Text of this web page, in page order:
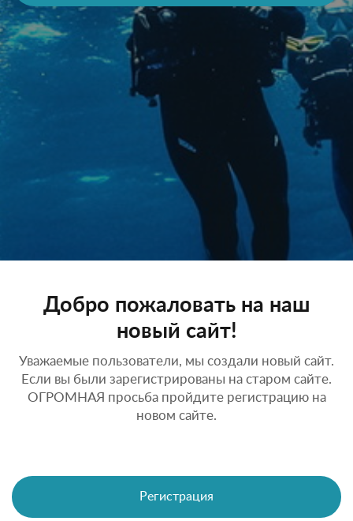
Добро пожаловать на наш
новый сайт!
Уважаемые пользователи, мы создали новый сайт.
Если вы были зарегистрированы на старом сайте.
ОГРОМНАЯ просьба пройдите регистрацию на
новом сайте.
Регистрация